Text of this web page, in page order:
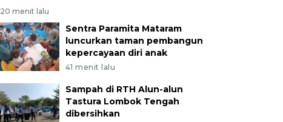
20 menit lalu
Sentra Paramita Mataram
luncurkan taman pembangun
kepercayaan diri anak
41 menit lalu
Sampah di RTH Alun-alun
Tastura Lombok Tengah
dibersihkan